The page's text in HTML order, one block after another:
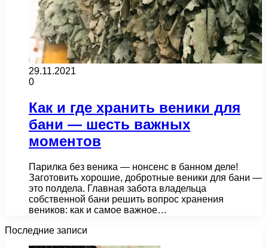
29.11.2021
0
Как и где хранить веники для
бани — шесть важных
моментов
Парилка без веника — нонсенс в банном деле!
Заготовить хорошие, добротные веники для бани —
это полдела. Главная забота владельца
собственной бани решить вопрос хранения
веников: как и самое важное…
Последние записи